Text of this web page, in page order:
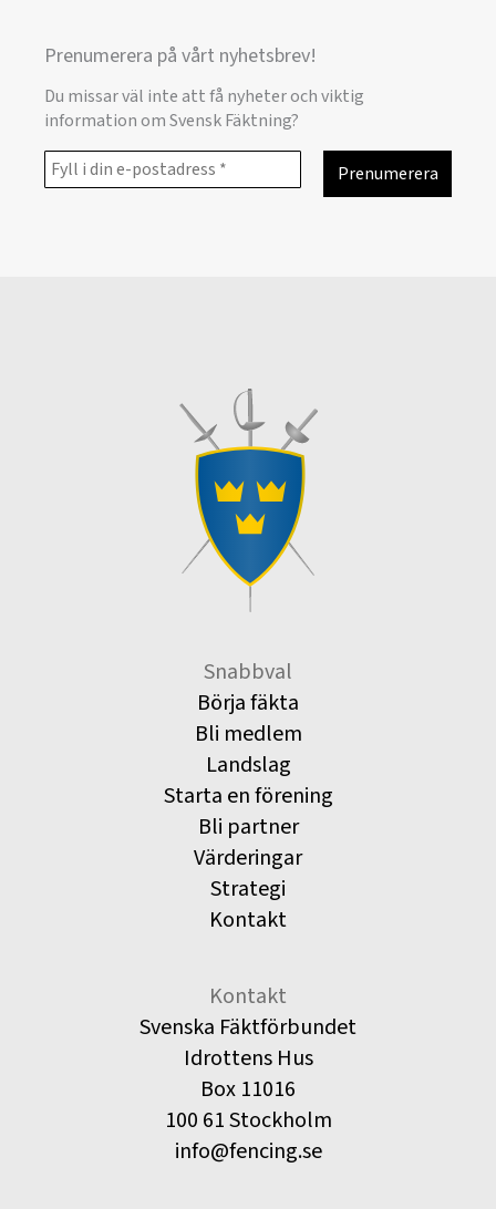
Prenumerera på vårt nyhetsbrev!
Du missar väl inte att få nyheter och viktig
information om Svensk Fäktning?
Snabbval
Börja fäkta
Bli medlem
Landslag
Starta en förening
Bli partner
Värderingar
Strategi
Kontakt
Kontakt
Svenska Fäktförbundet
Idrottens Hus
Box 11016
100 61 Stockholm
info@fencing.se